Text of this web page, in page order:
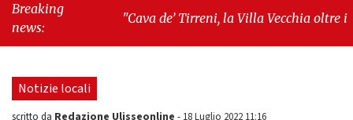
Breaking
news:
"Cava de’ Tirreni, la Villa Vecchia oltre i
seduta consiliare: “Serve chiarezza!”"
Notizie locali
scritto da Redazione Ulisseonline - 18 Luglio 2022 11:16